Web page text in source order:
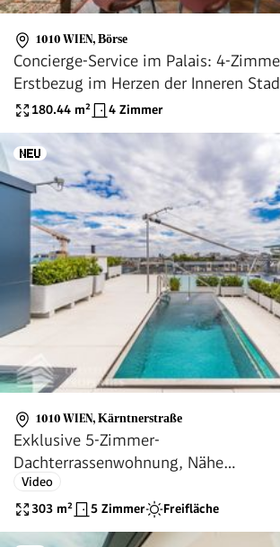
1010 WIEN, Börse
Concierge-Service im Palais: 4-
Erstbezug im Herzen der Inneren
Nähe Börse
180.44 m² 4 Zimmer
1010 WIEN, Kärntnerstraße
Exklusive 5-Zimmer-
Dachterrassenwohnung, Nähe
Stephansplatz
Video
303 m² 5 Zimmer Freifläche